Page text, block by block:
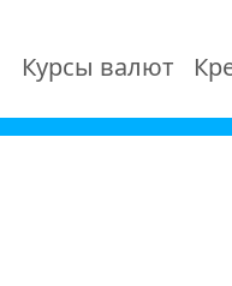
Курсы валют